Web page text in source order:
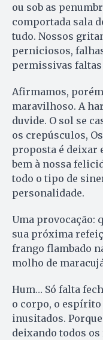
ou sob as
comportada sala
tudo. Nossos
perniciosos,
permissivas faltas
Afirmamos,
maravilhoso. A
duvide. O sol se
os crepúsculos,
proposta é deixar
bem à nossa
todo o tipo de
personalidade.
Uma provocação:
sua próxima
frango flambado
molho de
Hum… Só falta
o corpo, o espírito
inusitados.
deixando todos